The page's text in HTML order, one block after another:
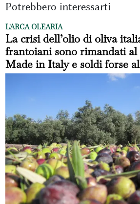
Potrebbero interessarti
L'ARCA OLEARIA
La crisi dell’olio di oliva
frantoiani sono rimandati
Made in Italy e soldi forse